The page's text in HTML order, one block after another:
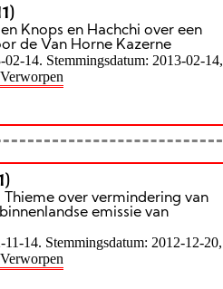
Knops en Hachchi over een
de Van Horne Kazerne
14. Stemmingsdatum: 2013-02-14,
Verworpen
Thieme over vermindering van
emissie van
14. Stemmingsdatum: 2012-12-20,
Verworpen